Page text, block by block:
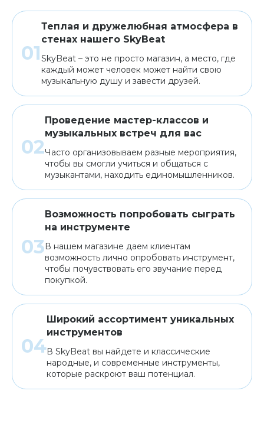
Теплая и дружелюбная атмосфера в
стенах нашего SkyBeat
SkyBeat – это не просто магазин, а место, где
каждый может человек может найти свою
музыкальную душу и завести друзей.
Проведение мастер-классов и
музыкальных встреч для вас
Часто организовываем разные мероприятия,
чтобы вы смогли учиться и общаться с
музыкантами, находить единомышленников.
Возможность попробовать сыграть
на инструменте
В нашем магазине даем клиентам
возможность лично опробовать инструмент,
чтобы почувствовать его звучание перед
покупкой.
Широкий ассортимент уникальных
инструментов
В SkyBeat вы найдете и классические
народные, и современные инструменты,
которые раскроют ваш потенциал.